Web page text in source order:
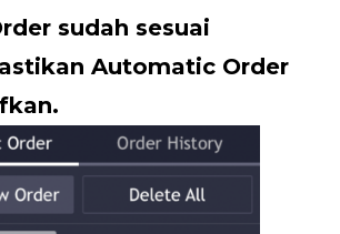
sudah sesuai
Automatic Order